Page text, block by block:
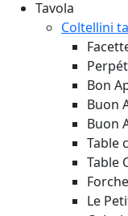
Tavola
Coltellini
Bon
Buon
Buon
Table
Table
Le